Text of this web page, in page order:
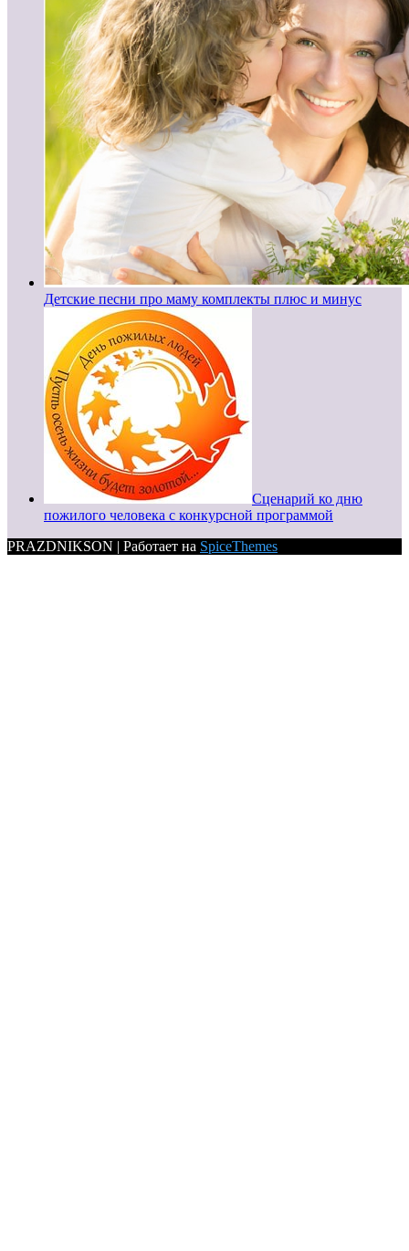
Детские песни про маму комплекты плюс и минус
Сценарий ко дню
пожилого человека с конкурсной программой
PRAZDNIKSON | Работает на SpiceThemes